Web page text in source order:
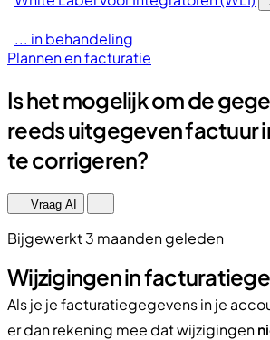
... in behandeling
Plannen en facturatie
Is het mogelijk om de
reeds uitgegeven factuur
te corrigeren?
Vraag AI
Bijgewerkt 3 maanden geleden
Wijzigingen in
Als je je facturatiegegevens in je
er dan rekening mee dat wijzigingen